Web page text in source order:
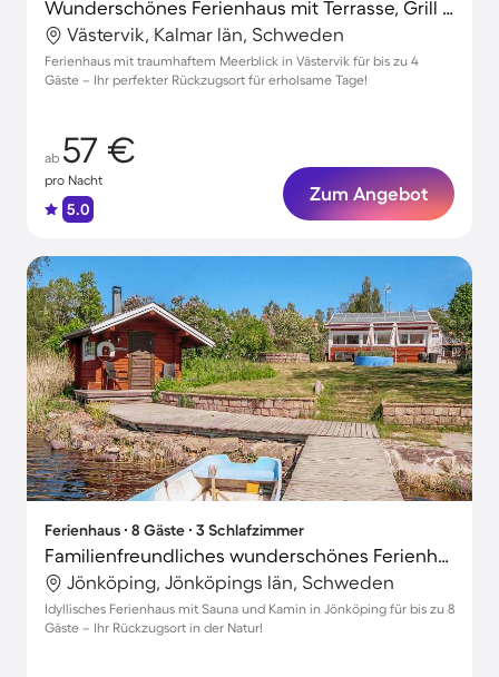
Wunderschönes Ferienhaus mit Terrasse, Grill und Garten | Panoramablick | Haustiere sind willkommen
Västervik, Kalmar län, Schweden
Ferienhaus mit traumhaftem Meerblick in Västervik für bis zu 4
Gäste – Ihr perfekter Rückzugsort für erholsame Tage!
ab 57 €
pro Nacht
5.0
Zum Angebot
Ferienhaus ∙ 8 Gäste ∙ 3 Schlafzimmer
Familienfreundliches wunderschönes Ferienhaus mit Terrasse, Grill und Garten
Jönköping, Jönköpings län, Schweden
Idyllisches Ferienhaus mit Sauna und Kamin in Jönköping für bis zu 8
Gäste – Ihr Rückzugsort in der Natur!